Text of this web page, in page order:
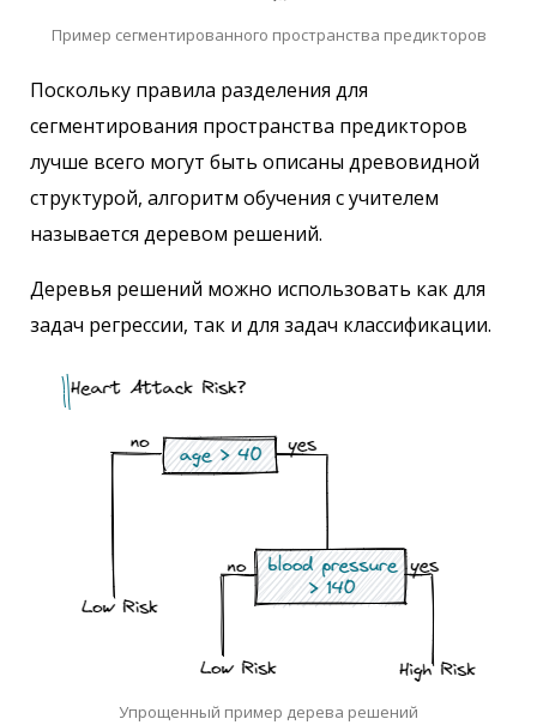
Пример сегментированного пространства предикторов
Поскольку правила разделения для
сегментирования пространства предикторов
лучше всего могут быть описаны древовидной
структурой, алгоритм обучения с учителем
называется деревом решений.
Деревья решений можно использовать как для
задач регрессии, так и для задач классификации.
Упрощенный пример дерева решений